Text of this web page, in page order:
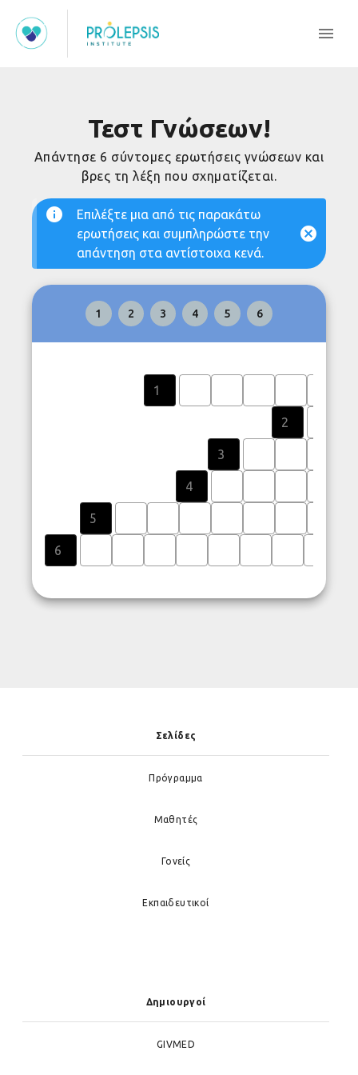
Τεστ Γνώσεων!
Απάντησε 6 σύντομες ερωτήσεις γνώσεων και
βρες τη λέξη που σχηματίζεται.
Επιλέξτε μια από τις παρακάτω
ερωτήσεις και συμπληρώστε την
απάντηση στα αντίστοιχα κενά.
1 2 3 4 5 6
Σελίδες
Πρόγραμμα
Μαθητές
Γονείς
Εκπαιδευτικοί
Δημιουργοί
GIVMED